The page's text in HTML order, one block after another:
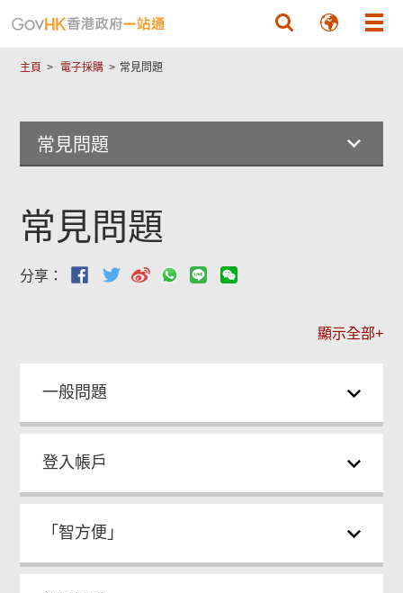
主頁 電子採購 常見問題
常見問題
常見問題
分享：
顯示全部+
一般問題
登入帳戶
「智方便」